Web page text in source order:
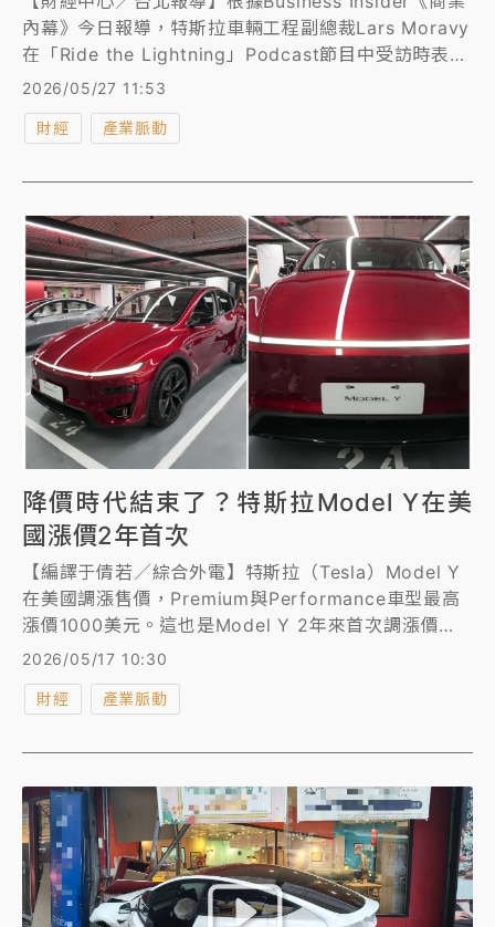
內幕》今日報導，特斯拉車輛工程副總裁Lars Moravy
在「Ride the Lightning」Podcast節目中受訪時表
示，不排除Model S/X未來會回歸的可能。
2026/05/27 11:53
財經 產業脈動
降價時代結束了？特斯拉Model Y在美
國漲價2年首次
【編譯于倩若／綜合外電】特斯拉（Tesla）Model Y
在美國調漲售價，Premium與Performance車型最高
漲價1000美元。這也是Model Y 2年來首次調漲價
格。
2026/05/17 10:30
財經 產業脈動